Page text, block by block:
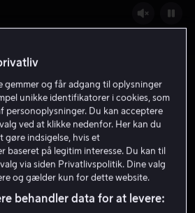
- Født på ny
Eventyr 2011 1 t. 37 min
11 år
gemmer og får adgang til oplysninger
unikke identifikatorer i cookies, som
personoplysninger. Du kan acceptere
ved at klikke nedenfor. Her kan du
gøre indsigelse, hvis et
baseret på legitim interesse. Du kan til
via siden Privatlivspolitik. Dine valg
og gælder kun for dette website.
behandler data for at levere: